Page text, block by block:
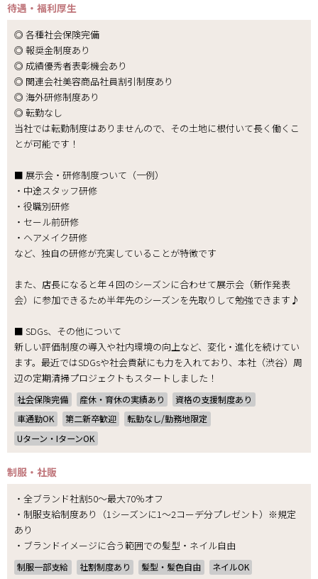
待遇・福利厚生
◎ 各種社会保険完備
◎ 報奨金制度あり
◎ 成績優秀者表彰機会あり
◎ 関連会社美容商品社員割引制度あり
◎ 海外研修制度あり
◎ 転勤なし
当社では転勤制度はありませんので、その土地に根付いて長く働くこ
とが可能です！
■ 展示会・研修制度ついて（一例）
・中途スタッフ研修
・役職別研修
・セール前研修
・ヘアメイク研修
など、独自の研修が充実していることが特徴です
また、店長になると年４回のシーズンに合わせて展示会（新作発表
会）に参加できるため半年先のシーズンを先取りして勉強できます♪
■ SDGs、その他について
新しい評価制度の導入や社内環境の向上など、変化・進化を続けてい
ます。最近ではSDGsや社会貢献にも力を入れており、本社（渋谷）周
辺の定期清掃プロジェクトもスタートしました！
社会保険完備 産休・育休の実績あり
資格の支援制度あり
車通勤OK
第二新卒歓迎
転勤なし/勤務地限定
Uターン・IターンOK
制服・社販
・全ブランド社割50～最大70％オフ
・制服支給制度あり（1シーズンに1～2コーデ分プレゼント）※規定
あり
・ブランドイメージに合う範囲での髪型・ネイル自由
制服一部支給 社割制度あり 髪型・髪色自由
ネイルOK